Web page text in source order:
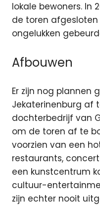
lokale bewoners. In
de toren
ongelukken
Afbouwen
Er zijn nog plannen
Jekaterinenburg af
dochterbedrijf van
om de toren af te
voorzien van een
restaurants,
een kunstcentrum
cultuur-
zijn echter nooit